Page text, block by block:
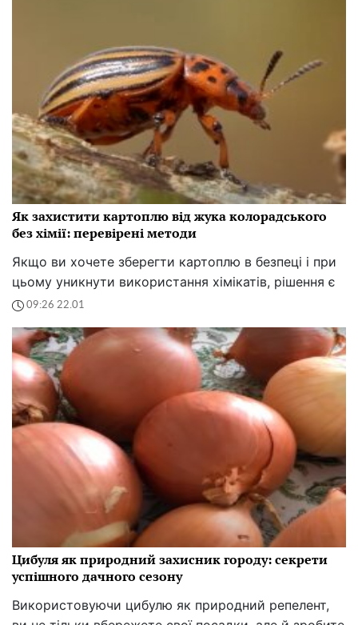
Як захистити картоплю від жука колорадського
без хімії: перевірені методи
Якщо ви хочете зберегти картоплю в безпеці і при
цьому уникнути використання хімікатів, рішення є
09:26 22.01
Цибуля як природний захисник городу: секрети
успішного дачного сезону
Використовуючи цибулю як природний репелент,